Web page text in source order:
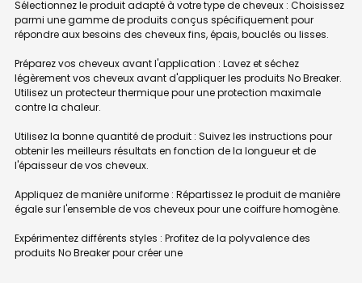
Sélectionnez le produit adapté à votre type de cheveux : Choisissez
parmi une gamme de produits conçus spécifiquement pour
répondre aux besoins des cheveux fins, épais, bouclés ou lisses.
Préparez vos cheveux avant l'application : Lavez et séchez
légèrement vos cheveux avant d'appliquer les produits No Breaker.
Utilisez un protecteur thermique pour une protection maximale
contre la chaleur.
Utilisez la bonne quantité de produit : Suivez les instructions pour
obtenir les meilleurs résultats en fonction de la longueur et de
l'épaisseur de vos cheveux.
Appliquez de manière uniforme : Répartissez le produit de manière
égale sur l'ensemble de vos cheveux pour une coiffure homogène.
Expérimentez différents styles : Profitez de la polyvalence des
produits No Breaker pour créer une